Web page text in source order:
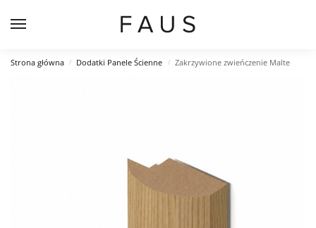
Strona główna / Dodatki Panele Ścienne / Zakrzywione zwieńczenie Malte